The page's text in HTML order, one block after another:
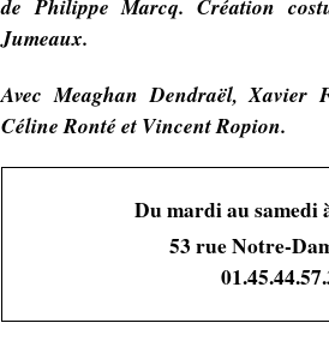
de Philippe Marcq. Création
Jumeaux.
Avec Meaghan Dendraël, Xavier
Céline Ronté et Vincent Ropion.
Du mardi au samedi
53 rue Notre-